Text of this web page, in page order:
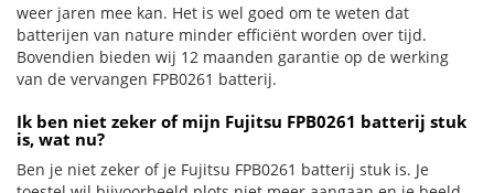
weer jaren mee kan. Het is wel goed om te weten dat
batterijen van nature minder efficiënt worden over tijd.
Bovendien bieden wij 12 maanden garantie op de werking
van de vervangen FPB0261 batterij.
Ik ben niet zeker of mijn Fujitsu FPB0261 batterij stuk
is, wat nu?
Ben je niet zeker of je Fujitsu FPB0261 batterij stuk is. Je